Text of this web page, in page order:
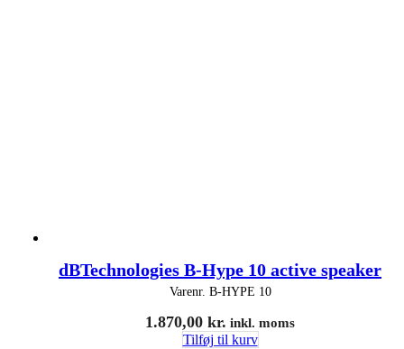
dBTechnologies B-Hype 10 active speaker
Varenr. B-HYPE 10
1.870,00 kr. inkl. moms
Tilføj til kurv